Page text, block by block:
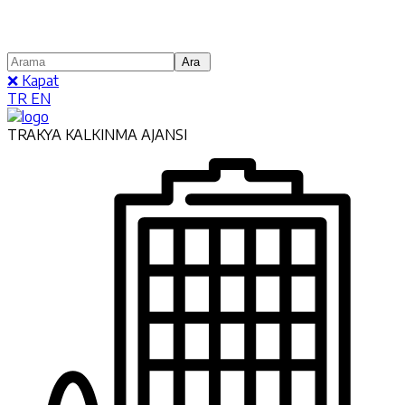
❌ Kapat
TR EN
TRAKYA KALKINMA AJANSI